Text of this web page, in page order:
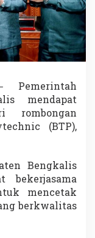
c
h
n
i
c
J
k
K
a
s
a
m
a
Pemerintah
mendapat
rombongan
(BTP),
Bengkalis
bekerjasama
mencetak
berkwalitas